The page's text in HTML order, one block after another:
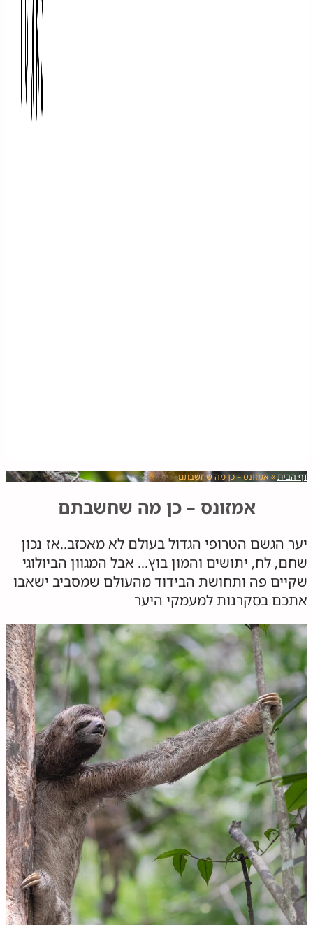
דף הבית»אמזונס – כן מה שחשבתם
אמזונס – כן מה שחשבתם
יער הגשם הטרופי הגדול בעולם לא מאכזב..אז נכון
שחם, לח, יתושים והמון בוץ… אבל המגוון הביולוגי
שקיים פה ותחושת הבידוד מהעולם שמסביב ישאבו
אתכם בסקרנות למעמקי היער